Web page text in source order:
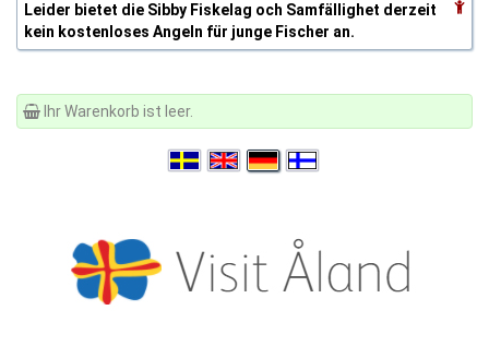
Leider bietet die Sibby Fiskelag och Samfällighet derzeit
kein kostenloses Angeln für junge Fischer an.
Ihr Warenkorb ist leer.